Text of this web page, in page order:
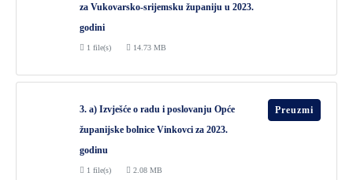
za Vukovarsko-srijemsku županiju u 2023.
godini
1 file(s) 14.73 MB
3. a) Izvješće o radu i poslovanju Opće
županijske bolnice Vinkovci za 2023.
godinu
1 file(s) 2.08 MB
Preuzmi